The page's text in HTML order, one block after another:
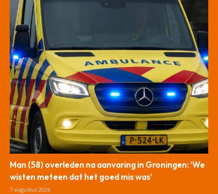
Man (58) overleden na aanvaring in Groningen: ‘We
wisten meteen dat het goed mis was’
7 augustus 2026